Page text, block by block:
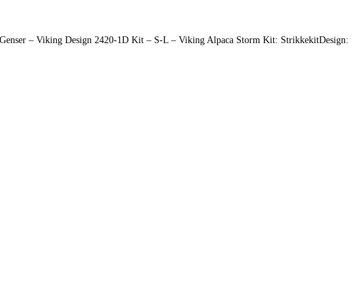
– Viking Design 2420-1D Kit – S-L – Viking Alpaca Storm Kit: StrikkekitDesign: